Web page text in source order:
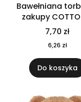
Bawełniana
zakupy
COLOUR++7,70 zł
6,26 zł
Do koszyka